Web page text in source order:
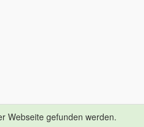
Webseite gefunden werden.